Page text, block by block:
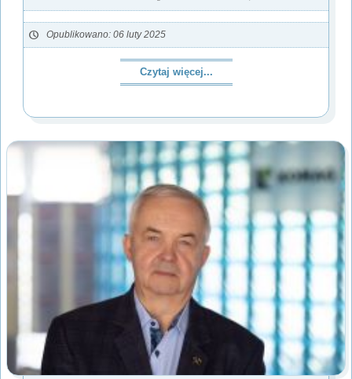
Opublikowano: 06 luty 2025
Czytaj więcej...